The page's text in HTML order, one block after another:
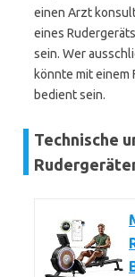
einen Arzt
eines
sein. Wer
könnte mit einem
bedient sein.
Technische